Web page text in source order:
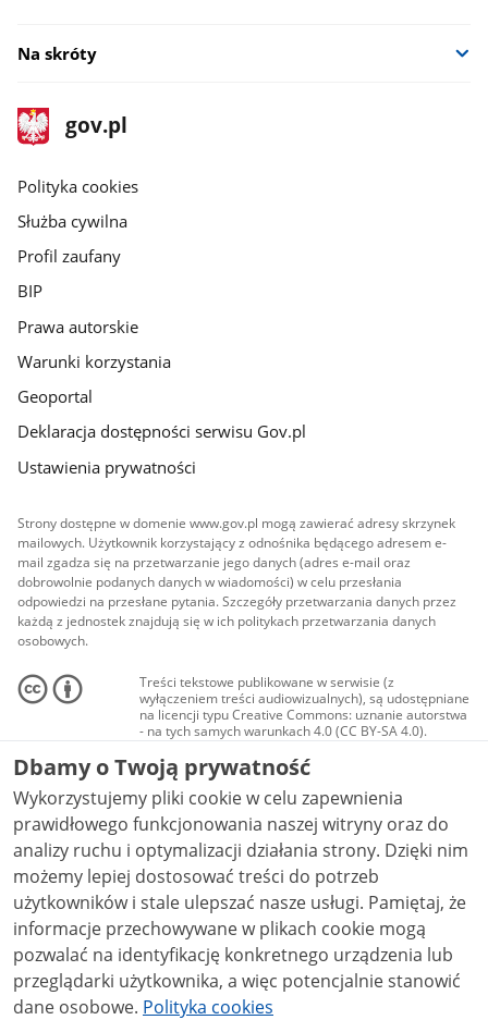
Na skróty
stopka
gov.pl
Strona
gov.pl
gov.pl
Polityka cookies
Służba cywilna
Profil zaufany
BIP
Prawa autorskie
Warunki korzystania
Geoportal
Deklaracja dostępności serwisu Gov.pl
Ustawienia prywatności
Strony dostępne w domenie www.gov.pl mogą zawierać adresy skrzynek
mailowych. Użytkownik korzystający z odnośnika będącego adresem e-
mail zgadza się na przetwarzanie jego danych (adres e-mail oraz
dobrowolnie podanych danych w wiadomości) w celu przesłania
odpowiedzi na przesłane pytania. Szczegóły przetwarzania danych przez
każdą z jednostek znajdują się w ich politykach przetwarzania danych
osobowych.
Treści tekstowe publikowane w serwisie (z
wyłączeniem treści audiowizualnych), są udostępniane
na licencji typu Creative Commons: uznanie autorstwa
- na tych samych warunkach 4.0 (CC BY-SA 4.0).
Materiały audiowizualne, w tym zdjęcia, materiały
audio i wideo, są udostępniane na licencji typu
Creative Commons: uznanie autorstwa użycie
niekomercyjne - bez utworów zależnych 4.0 (CC BY-
NC-ND 4.0), o ile nie jest to stwierdzone inaczej.
Dbamy o Twoją prywatność
Wykorzystujemy pliki cookie w celu zapewnienia
prawidłowego funkcjonowania naszej witryny oraz do
analizy ruchu i optymalizacji działania strony. Dzięki nim
możemy lepiej dostosować treści do potrzeb
użytkowników i stale ulepszać nasze usługi. Pamiętaj, że
informacje przechowywane w plikach cookie mogą
pozwalać na identyfikację konkretnego urządzenia lub
przeglądarki użytkownika, a więc potencjalnie stanowić
dane osobowe. Polityka cookies